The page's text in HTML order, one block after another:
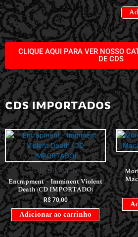
CLIQUE AQUI PARA VER NOSSO
DE CDS
CDS IMPORTADOS
CDS INTERNACIONAIS
Entrapment – Imminent Violent
Death (CD IMPORTADO)
R$70,00
Adicionar ao carrinho